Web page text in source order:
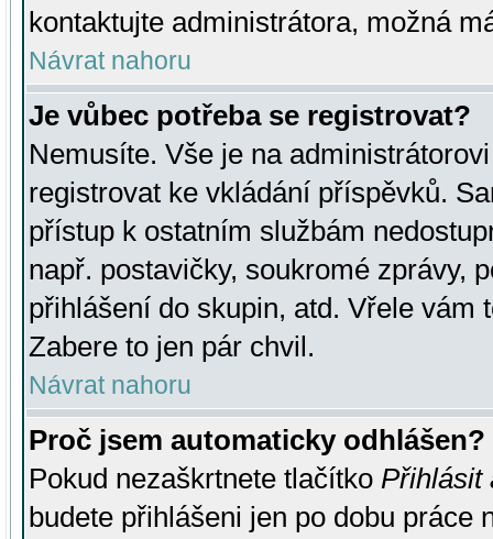
kontaktujte administrátora, možná
Návrat nahoru
Je vůbec potřeba se registrovat?
Nemusíte. Vše je na
registrovat ke vkládání příspěvků.
přístup k ostatním službám
např. postavičky, soukromé zprávy,
přihlášení do skupin, atd. Vřele vám
Zabere to jen pár chvil.
Návrat nahoru
Proč jsem automaticky odhlášen?
Pokud nezaškrtnete tlačítko Přihlásit
budete přihlášeni jen po dobu práce